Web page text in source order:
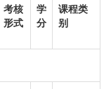
考核
形式
学
分
课程类
别